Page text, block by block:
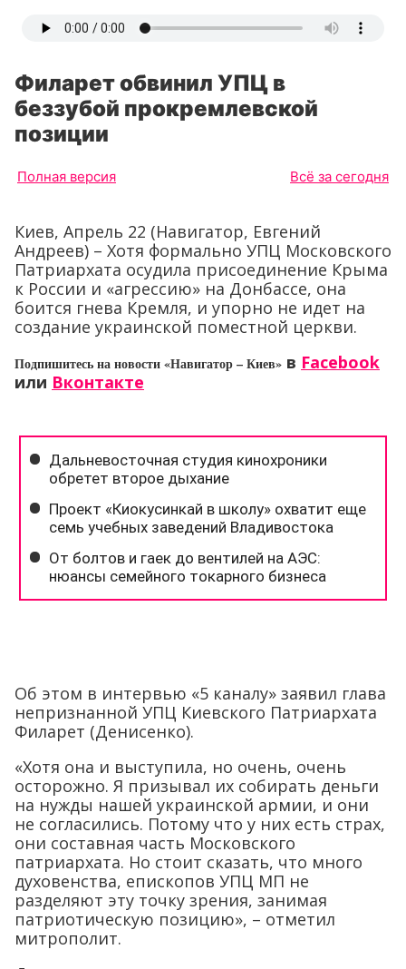
Филарет обвинил УПЦ в
беззубой прокремлевской
позиции
Полная версия Всё за сегодня
Киев, Апрель 22 (Навигатор, Евгений
Андреев) – Хотя формально УПЦ Московского
Патриархата осудила присоединение Крыма
к России и «агрессию» на Донбассе, она
боится гнева Кремля, и упорно не идет на
создание украинской поместной церкви.
Подпишитесь на новости «Навигатор – Киев» в Facebook
или Вконтакте
Об этом в интервью «5 каналу» заявил глава
непризнанной УПЦ Киевского Патриархата
Филарет (Денисенко).
«Хотя она и выступила, но очень, очень
осторожно. Я призывал их собирать деньги
на нужды нашей украинской армии, и они
не согласились. Потому что у них есть страх,
они составная часть Московского
патриархата. Но стоит сказать, что много
духовенства, епископов УПЦ МП не
разделяют эту точку зрения, занимая
патриотическую позицию», – отметил
митрополит.